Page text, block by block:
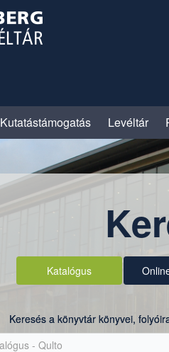
Kutatástámogatás Levéltár
Katalógus
Keresés a könyvtár könyvei,